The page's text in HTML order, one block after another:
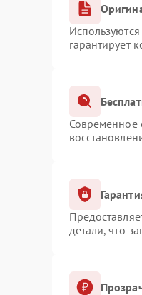
гарантирует
Современное
детали, что